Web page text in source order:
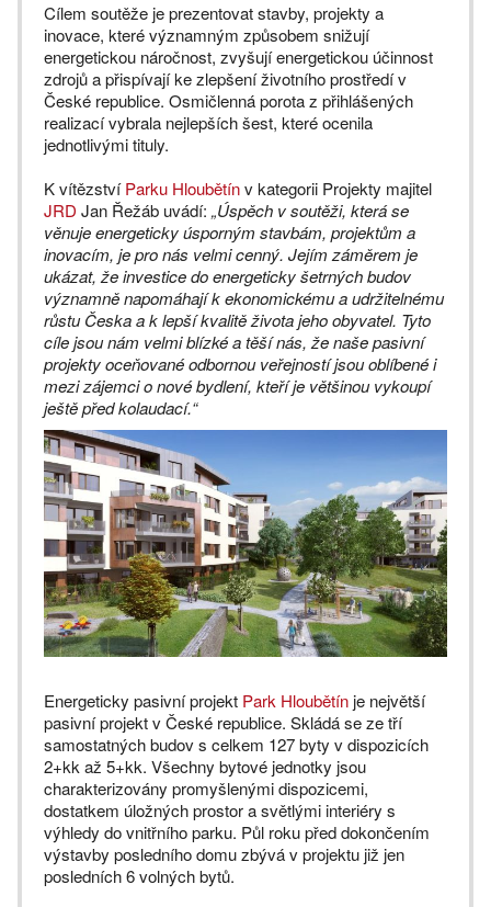
Cílem soutěže je prezentovat stavby, projekty a
inovace, které významným způsobem snižují
energetickou náročnost, zvyšují energetickou účinnost
zdrojů a přispívají ke zlepšení životního prostředí v
České republice. Osmičlenná porota z přihlášených
realizací vybrala nejlepších šest, které ocenila
jednotlivými tituly.
K vítězstvíParku Hloubětínv kategorii Projekty majitel
JRD Jan Řežáb uvádí: „Úspěch v soutěži, která se
věnuje energeticky úsporným stavbám, projektům a
inovacím, je pro nás velmi cenný. Jejím záměrem je
ukázat, že investice do energeticky šetrných budov
významně napomáhají k ekonomickému a udržitelnému
růstu Česka a k lepší kvalitě života jeho obyvatel. Tyto
cíle jsou nám velmi blízké a těší nás, že naše pasivní
projekty oceňované odbornou veřejností jsou oblíbené i
mezi zájemci o nové bydlení, kteří je většinou vykoupí
ještě před kolaudací.“
Energeticky pasivní projekt Park Hloubětín je největší
pasivní projekt v České republice. Skládá se ze tří
samostatných budov s celkem 127 byty v dispozicích
2+kk až 5+kk. Všechny bytové jednotky jsou
charakterizovány promyšlenými dispozicemi,
dostatkem úložných prostor a světlými interiéry s
výhledy do vnitřního parku. Půl roku před dokončením
výstavby posledního domu zbývá v projektu již jen
posledních 6 volných bytů.